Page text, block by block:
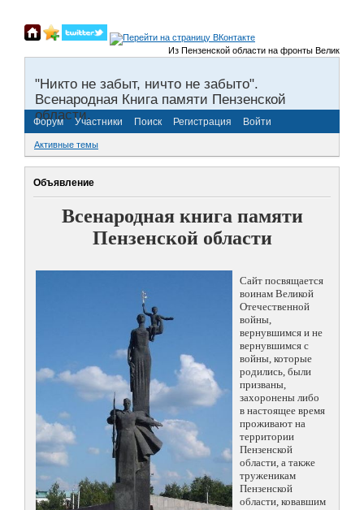
Из Пензенской области на фронты Великой
"Никто не забыт, ничто не забыто".
Всенародная Книга памяти Пензенской
области.
Форум Участники Поиск Регистрация Войти
Активные темы
Объявление
Всенародная книга памяти
Пензенской области
Сайт посвящается
воинам Великой
Отечественной
войны,
вернувшимся и не
вернувшимся с
войны, которые
родились, были
призваны,
захоронены либо
в настоящее время
проживают на
территории
Пензенской
области, а также
труженикам
Пензенской
области, ковавшим